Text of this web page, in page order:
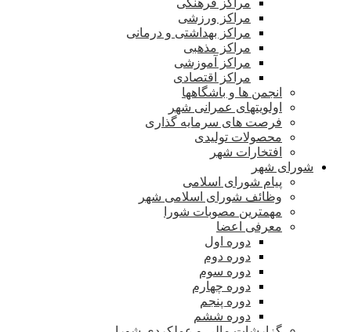
مراکز ورزشی
مراکز بهداشتی و درمانی
مراکز مذهبی
مراکز آموزشی
مراکز اقتصادی
انجمن ها و باشگاهها
اولویتهای عمرانی شهر
فرصت های سرمایه گذاری
محصولات تولیدی
افتخارات شهر
شورای شهر
پیام شورای اسلامی
وظائف شورای اسلامی شهر
مهمترین مصوبات شورا
معرفی اعضا
دوره اول
دوره دوم
دوره سوم
دوره چهارم
دوره پنجم
دوره ششم